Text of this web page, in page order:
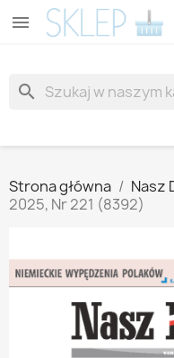

search
Strona główna Nasz
2025, Nr 221 (8392)